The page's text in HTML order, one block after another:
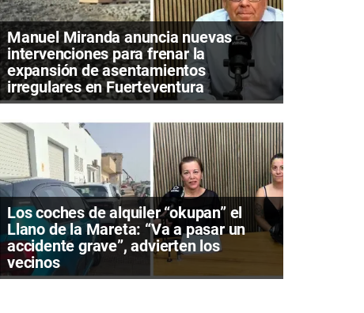
Manuel Miranda anuncia nuevas
intervenciones para frenar la
expansión de asentamientos
irregulares en Fuerteventura
Los coches de alquiler “okupan” el
Llano de la Mareta: “Va a pasar un
accidente grave”, advierten los
vecinos